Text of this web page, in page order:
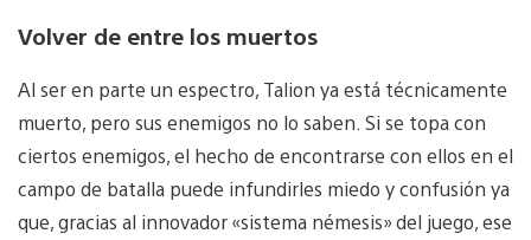
Volver de entre los muertos
Al ser en parte un espectro, Talion ya está técnicamente
muerto, pero sus enemigos no lo saben. Si se topa con
ciertos enemigos, el hecho de encontrarse con ellos en el
campo de batalla puede infundirles miedo y confusión ya
que, gracias al innovador «sistema némesis» del juego, ese